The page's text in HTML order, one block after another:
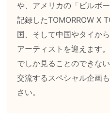
や、アメリカの「ビルボ
記録したTOMORROW X
国、そして中国やタイか
アーティストを迎えます
でしか見ることのできな
交流するスペシャル企画
さい。